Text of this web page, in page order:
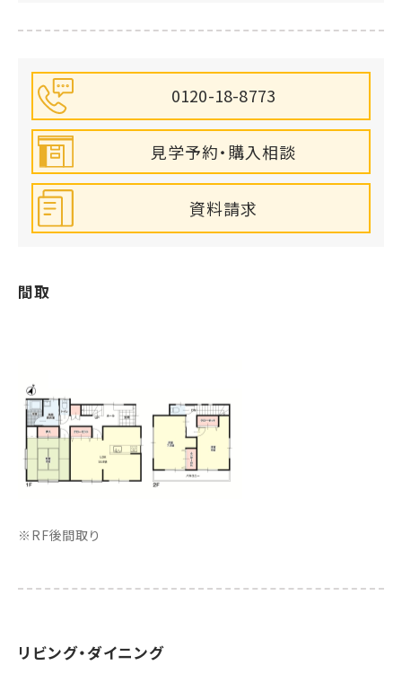
0120-18-8773
見学予約・購入相談
資料請求
間取
※RF後間取り
リビング・ダイニング